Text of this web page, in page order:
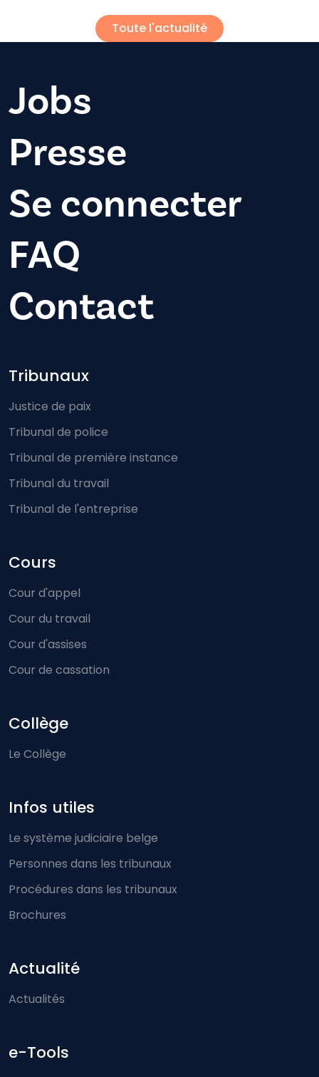
Toute l'actualité
Jobs
Presse
Se connecter
FAQ
Contact
Footer-menu
Tribunaux
Justice de paix
Tribunal de police
Tribunal de première instance
Tribunal du travail
Tribunal de l'entreprise
Cours
Cour d'appel
Cour du travail
Cour d'assises
Cour de cassation
Collège
Le Collège
Infos utiles
Le système judiciaire belge
Personnes dans les tribunaux
Procédures dans les tribunaux
Brochures
Actualité
Actualités
e-Tools